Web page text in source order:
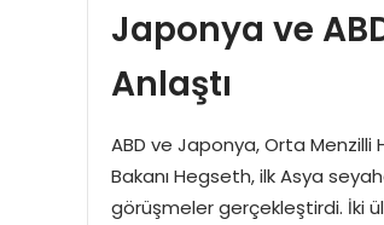
Japonya ve
Anlaştı
ABD ve Japonya, Orta Menzilli
Bakanı Hegseth, ilk Asya
görüşmeler gerçekleştirdi. İki